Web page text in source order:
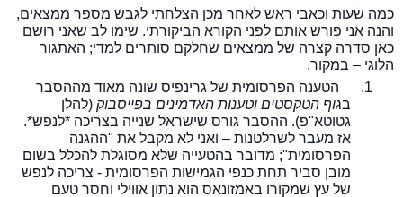
כמה שעות וכאבי ראש לאחר מכן הצלחתי לגבש מספר ממצאים,
והנה אני פורש אותם לפני הקורא הביקורתי. שימו לב שאני רושם
כאן סדרה קצרה של ממצאים שחלקם סותרים למדי; האתגור
הלוגי – במקור.
1.
הטענה הפרסומית של גרינפיס שונה מאוד מההסבר
בגוף הטקסטים וטענות האדמינים בפייסבוק (להלן
גטוטא"פ). ההסבר גורס שישראל שנייה בצריכה *לנפש*.
אז מעבר לשרלטנות – ואני לא מקבל את "ההגנה
הפרסומית"; מדובר בהטעייה שלא מסוגלת להכלל בשום
מובן סביר תחת כנפי הגמישות הפרסומית - צריכה לנפש
של עץ שמקורו באמזונאס הוא נתון אווילי וחסר טעם